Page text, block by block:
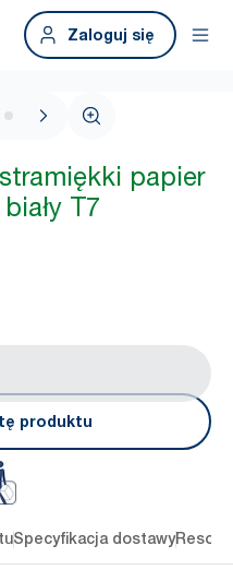
Zaloguj się
papier
T7
produktu
Specyfikacja dostawy